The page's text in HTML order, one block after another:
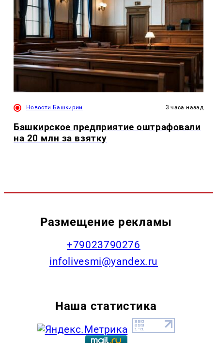
Новости Башкирии 3 часа назад
Башкирское предприятие оштрафовали
на 20 млн за взятку
Размещение рекламы
+79023790276
infolivesmi@yandex.ru
Наша статистика